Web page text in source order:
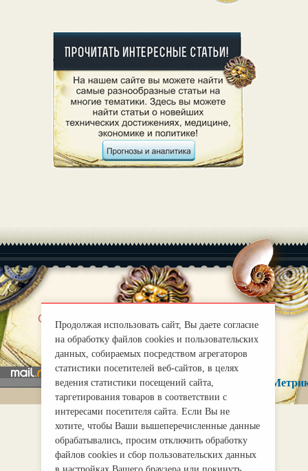
О нас
mirprognoz@mail.ru
Продолжая использовать сайт, Вы даете согласие
на обработку файлов cookies и пользовательских
данных, собираемых посредством агрегаторов
статистики посетителей веб-сайтов, в целях
ведения статистики посещений сайта,
таргетирования товаров в соответствии с
интересами посетителя сайта. Если Вы не
хотите, чтобы Ваши вышеперечисленные данные
обрабатывались, просим отключить обработку
файлов cookies и сбор пользовательских данных